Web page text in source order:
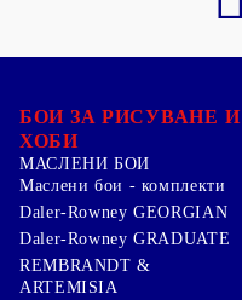
БОИ ЗА РИСУВАНЕ И
ХОБИ
МАСЛЕНИ БОИ
Маслени бои - комплекти
Daler-Rowney GEORGIAN
Daler-Rowney GRADUATE
REMBRANDT &
ARTEMISIA